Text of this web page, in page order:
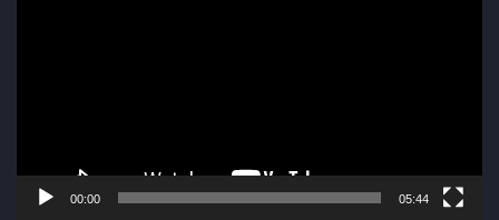
00:00 05:44